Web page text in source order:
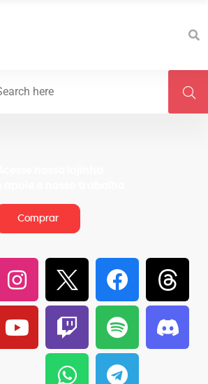
Comprar